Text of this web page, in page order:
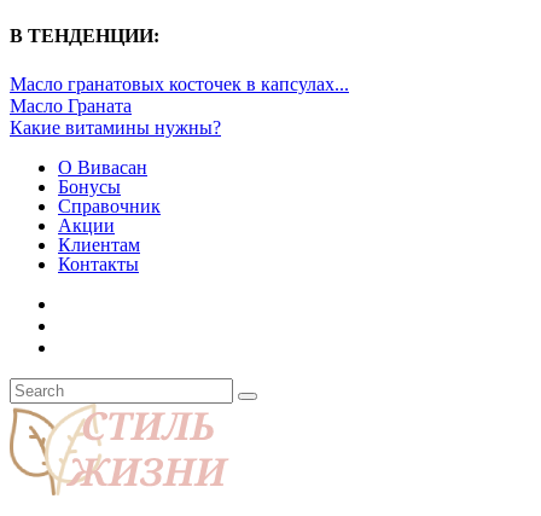
В ТЕНДЕНЦИИ:
Масло гранатовых косточек в капсулах...
Масло Граната
Какие витамины нужны?
О Вивасан
Бонусы
Справочник
Акции
Клиентам
Контакты